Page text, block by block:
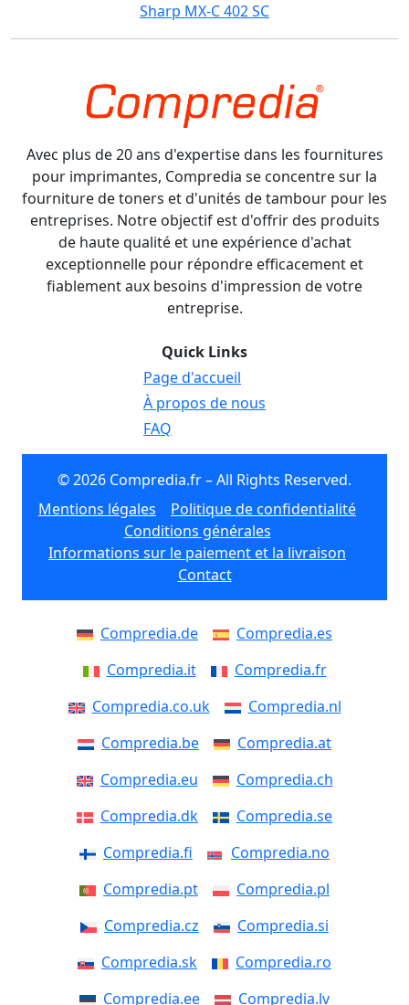
Sharp MX-C 402 SC
Avec plus de 20 ans d'expertise dans les fournitures
pour imprimantes, Compredia se concentre sur la
fourniture de toners et d'unités de tambour pour les
entreprises. Notre objectif est d'offrir des produits
de haute qualité et une expérience d'achat
exceptionnelle pour répondre efficacement et
fiablement aux besoins d'impression de votre
entreprise.
Quick Links
Page d'accueil
À propos de nous
FAQ
© 2026 Compredia.fr – All Rights Reserved.
Mentions légales
Politique de confidentialité
Conditions générales
Informations sur le paiement et la livraison
Contact
Compredia.de
Compredia.es
Compredia.it
Compredia.fr
Compredia.co.uk
Compredia.nl
Compredia.be
Compredia.at
Compredia.eu
Compredia.ch
Compredia.dk
Compredia.se
Compredia.fi
Compredia.no
Compredia.pt
Compredia.pl
Compredia.cz
Compredia.si
Compredia.sk
Compredia.ro
Compredia.ee
Compredia.lv